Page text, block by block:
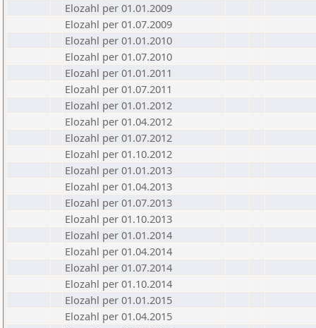
Elozahl per 01.01.2009
Elozahl per 01.07.2009
Elozahl per 01.01.2010
Elozahl per 01.07.2010
Elozahl per 01.01.2011
Elozahl per 01.07.2011
Elozahl per 01.01.2012
Elozahl per 01.04.2012
Elozahl per 01.07.2012
Elozahl per 01.10.2012
Elozahl per 01.01.2013
Elozahl per 01.04.2013
Elozahl per 01.07.2013
Elozahl per 01.10.2013
Elozahl per 01.01.2014
Elozahl per 01.04.2014
Elozahl per 01.07.2014
Elozahl per 01.10.2014
Elozahl per 01.01.2015
Elozahl per 01.04.2015